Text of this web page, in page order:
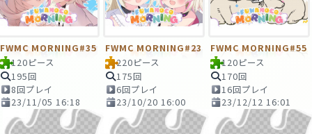
FWMC MORNING#35
120ピース
195回
8回プレイ
23/11/05 16:18
FWMC MORNING#23
220ピース
175回
6回プレイ
23/10/20 16:00
FWMC MORNING#55
120ピース
170回
16回プレイ
23/12/12 16:01